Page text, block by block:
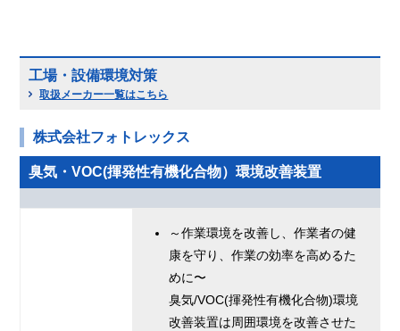
工場・設備環境対策
取扱メーカー一覧はこちら
株式会社フォトレックス
臭気・VOC(揮発性有機化合物）環境改善装置
～作業環境を改善し、作業者の健
康を守り、作業の効率を高めるた
めに〜
臭気/VOC(揮発性有機化合物)環境
改善装置は周囲環境を改善させた